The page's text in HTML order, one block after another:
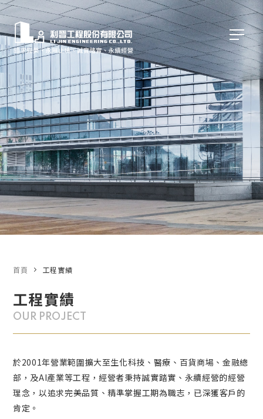
工程實績
OUR PROJECT
於2001年營業範圍擴大至生化科技、醫療、百貨商場、金融總
部，及AI產業等工程，經營者秉持誠實踏實、永續經營的經營
理念，以追求完美品質、精準掌握工期為職志，已深獲客戶的
肯定。
首頁 工程實績